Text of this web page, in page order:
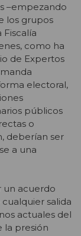
–empezando
los grupos
Fiscalía
como ha
de Expertos
electoral,
públicos
o
deberían ser
a una
un acuerdo
salida
actuales del
la presión